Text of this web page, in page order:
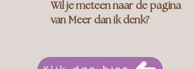
Wil je meteen naar de pagina
van Meer dan ik denk?